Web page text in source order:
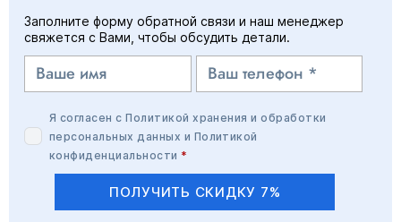
Заполните форму обратной связи и наш менеджер
свяжется с Вами, чтобы обсудить детали.
Я согласен сПолитикой хранения и обработки
персональных данных и Политикой
конфиденциальности *
ПОЛУЧИТЬ СКИДКУ 7%